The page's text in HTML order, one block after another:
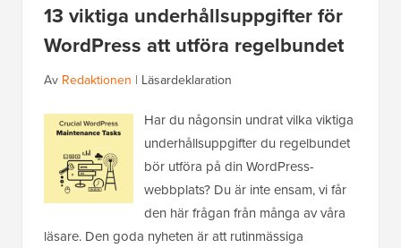
13 viktiga underhållsuppgifter för
WordPress att utföra regelbundet
Av Redaktionen | Läsardeklaration
Har du någonsin undrat vilka viktiga
underhållsuppgifter du regelbundet
bör utföra på din WordPress-
webbplats? Du är inte ensam, vi får
den här frågan från många av våra
läsare. Den goda nyheten är att rutinmässiga